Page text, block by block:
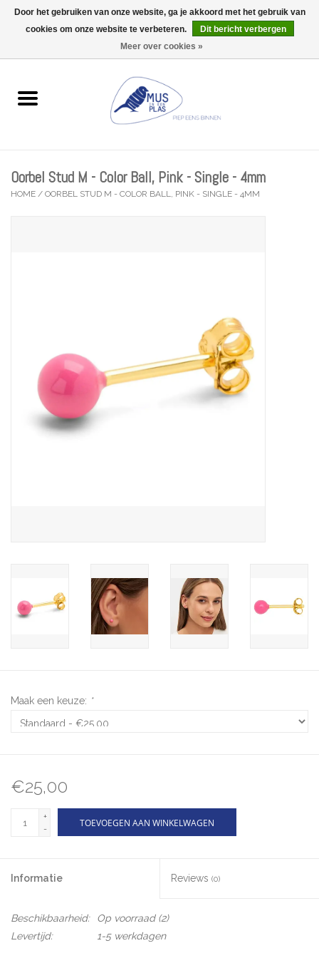
0 Artikelen - €0,00
Wenskaarten
Lifestyle
Cadeaubonnen
Oorbel Stud M - Color Ball, Pink - Single - 4mm
HOME / OORBEL STUD M - COLOR BALL, PINK - SINGLE - 4MM
Maak een keuze: *
€25,00
+
-
TOEVOEGEN AAN WINKELWAGEN
Informatie Reviews (0)
Beschikbaarheid: Op voorraad(2)
Levertijd:
1-5 werkdagen
Door het gebruiken van onze website, ga je akkoord met het gebruik van
cookies om onze website te verbeteren.
Dit bericht verbergen
Meer over cookies »
Wij zijn uitzonderlijk gesloten op Do 13/08